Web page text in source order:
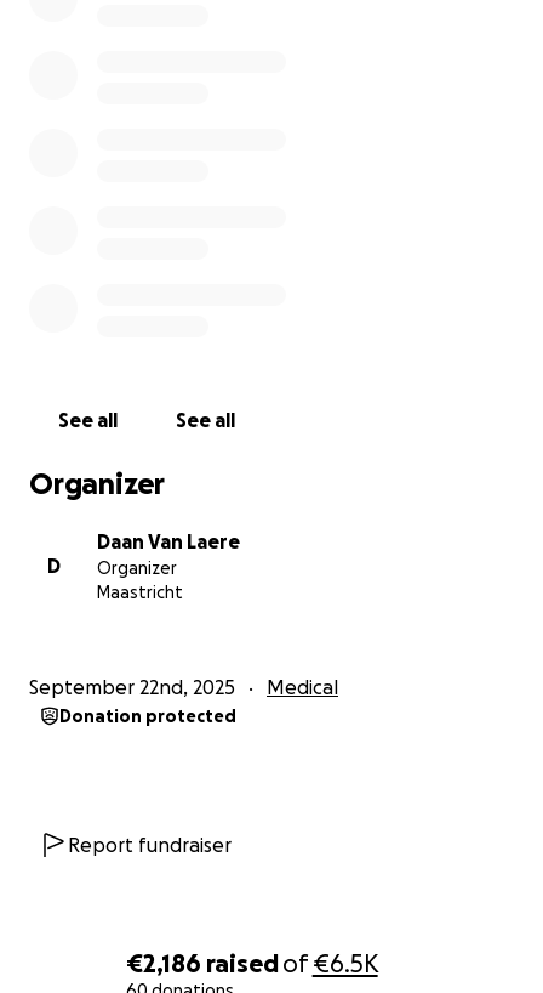
€2,186 raisedof€6.5K
See all See all
Organizer
D
Daan Van Laere
Organizer
Maastricht
September 22nd, 2025 Medical
Donation protected
Report fundraiser